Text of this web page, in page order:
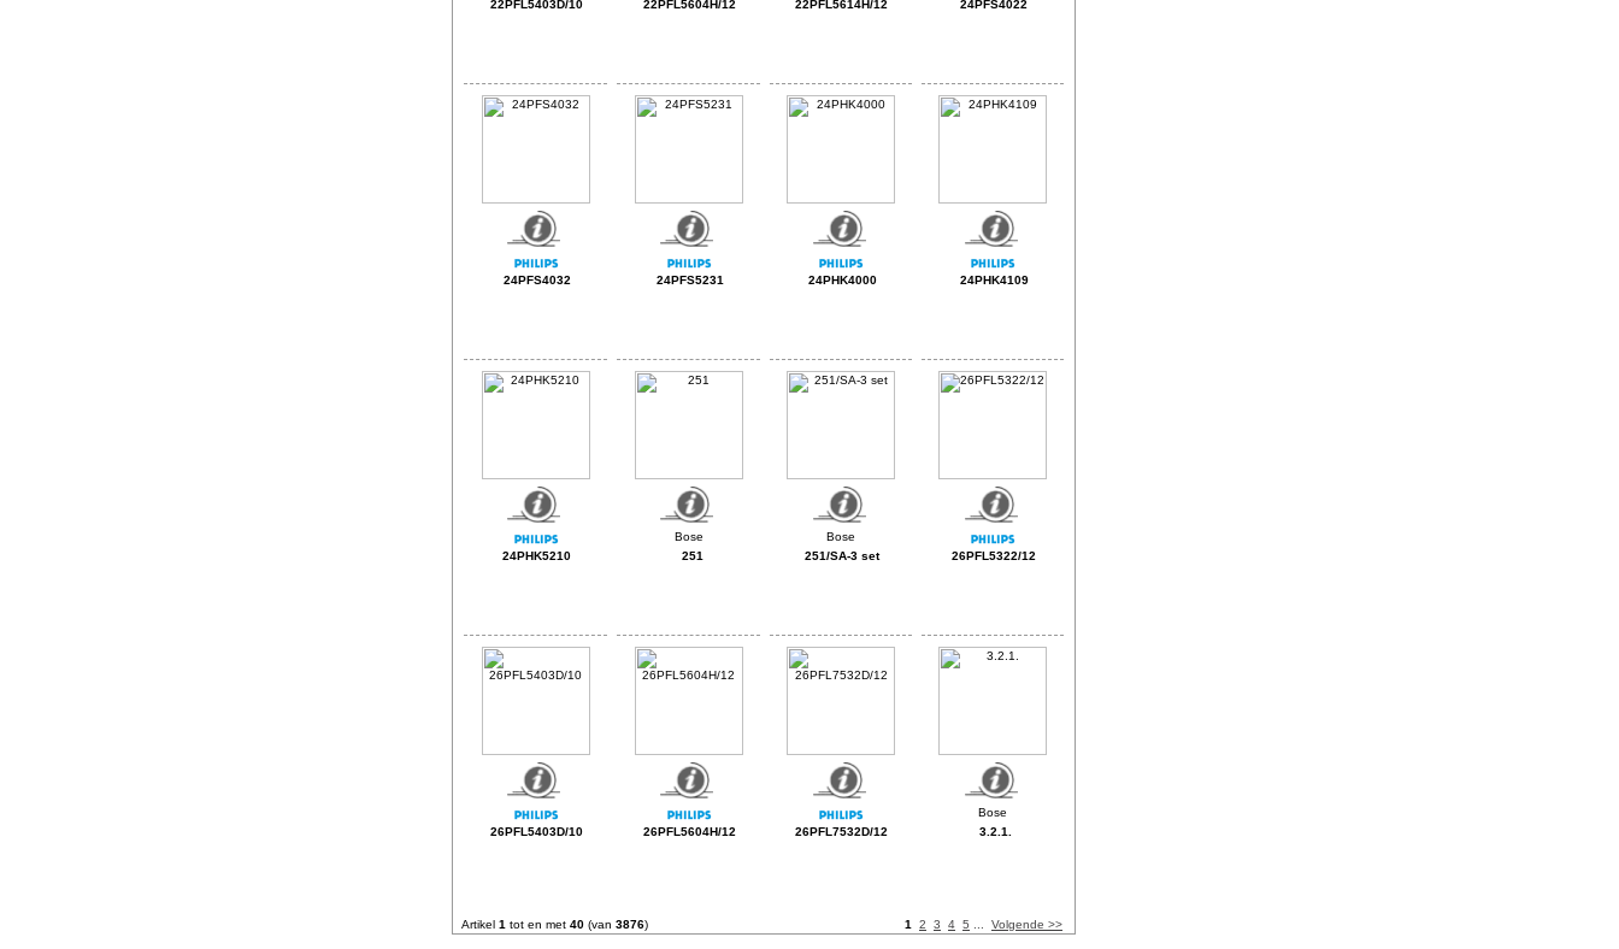
22PFL5403D/10 22PFL5604H/12 22PFL5614H/12 24PFS4022
24PFS4032 24PFS5231 24PHK4000 24PHK4109
24PHK5210 251 251/SA-3 set 26PFL5322/12
26PFL5403D/10 26PFL5604H/12 26PFL7532D/12 3.2.1.
Artikel 1 tot en met 40 (van 3876) 1 2 3 4 5 Volgende >>